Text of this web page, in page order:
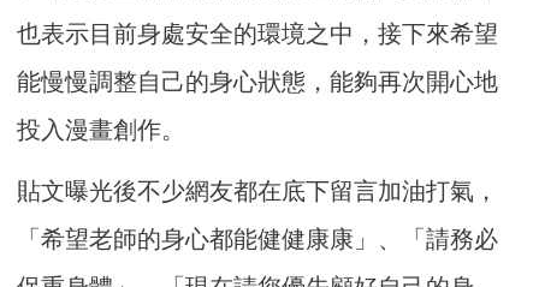
也表示目前身處安全的環境之中，接下來希望
能慢慢調整自己的身心狀態，能夠再次開心地
投入漫畫創作。
貼文曝光後不少網友都在底下留言加油打氣，
「希望老師的身心都能健健康康」、「請務必